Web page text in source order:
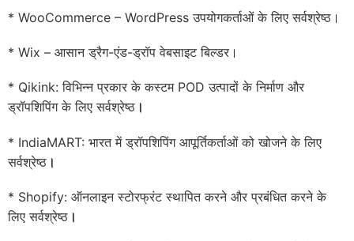
* WooCommerce – WordPress उपयोगकर्ताओं के लिए सर्वश्रेष्ठ।
* Wix – आसान ड्रैग-एंड-ड्रॉप वेबसाइट बिल्डर।
* Qikink: विभिन्न प्रकार के कस्टम POD उत्पादों के निर्माण और
ड्रॉपशिपिंग के लिए सर्वश्रेष्ठ ।
* IndiaMART: भारत में ड्रॉपशिपिंग आपूर्तिकर्ताओं को खोजने के लिए
सर्वश्रेष्ठ ।
* Shopify: ऑनलाइन स्टोरफ्रंट स्थापित करने और प्रबंधित करने के
लिए सर्वश्रेष्ठ ।